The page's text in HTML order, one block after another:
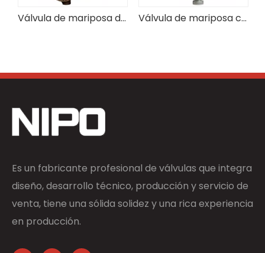
Válvula de mariposa de brida compensada triple de bronce de aluminio C95500 Válvula de mariposa con brida de engranaje Válvula de mariposa industrial
Es un fabricante profesional de válvulas que integra
diseño, desarrollo técnico, producción y servicio de
venta, tiene una sólida solidez y una rica experiencia
en producción.